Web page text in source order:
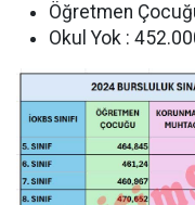
Öğretmen
Okul Yok :